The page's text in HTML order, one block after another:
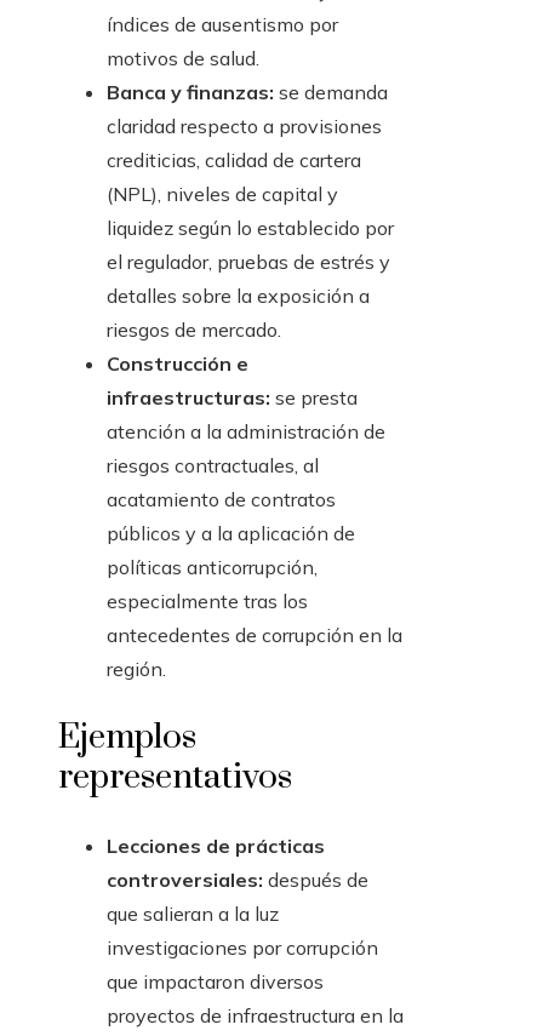
índices de ausentismo por
motivos de salud.
Banca y finanzas: se demanda
claridad respecto a provisiones
crediticias, calidad de cartera
(NPL), niveles de capital y
liquidez según lo establecido por
el regulador, pruebas de estrés y
detalles sobre la exposición a
riesgos de mercado.
Construcción e
infraestructuras: se presta
atención a la administración de
riesgos contractuales, al
acatamiento de contratos
públicos y a la aplicación de
políticas anticorrupción,
especialmente tras los
antecedentes de corrupción en la
región.
Ejemplos
representativos
Lecciones de prácticas
controversiales: después de
que salieran a la luz
investigaciones por corrupción
que impactaron diversos
proyectos de infraestructura en la